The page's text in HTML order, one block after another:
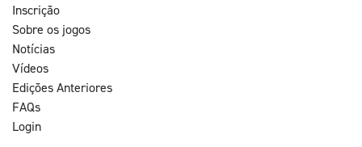
Inscrição
Sobre os jogos
Notícias
Vídeos
Edições Anteriores
FAQs
Login